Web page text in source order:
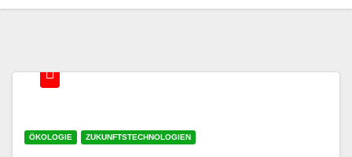
ÖKOLOGIE ZUKUNFTSTECHNOLOGIEN